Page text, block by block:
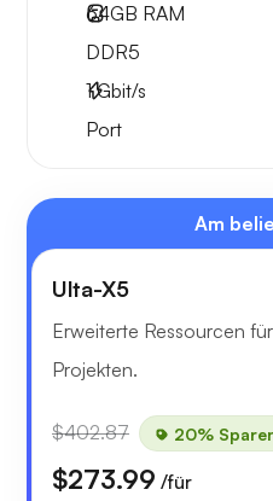
64GB RAM
DDR5
1Gbit/s
Port
Am
Ulta-X5
Erweiterte Ressourcen
Projekten.
$402.87 20%
$273.99 /für